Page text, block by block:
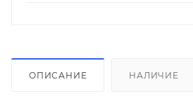
ОПИСАНИЕ НАЛИЧИЕ